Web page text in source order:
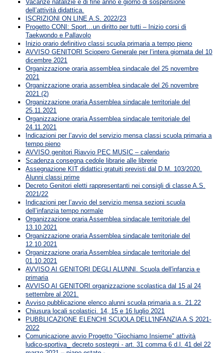
Vacanze natalizie e di fine anno e giorno di sospensione
dell’attività didattica.
ISCRIZIONI ON LINE A.S. 2022/23
Progetto CONI: Sport…un diritto per tutti – Inizio corsi di
Taekwondo e Pallavolo
Inizio orario definitivo classi scuola primaria a tempo pieno
AVVISO GENITORI Sciopero Generale per l’intera giornata del 10
dicembre 2021
Organizzazione oraria assemblea sindacale del 25 novembre
2021
Organizzazione oraria assemblea sindacale del 26 novembre
2021 (2)
Organizzazione oraria Assemblea sindacale territoriale del
25.11.2021
Organizzazione oraria Assemblea sindacale territoriale del
24.11.2021
Indicazioni per l’avvio del servizio mensa classi scuola primaria a
tempo pieno
AVVISO genitori Riavvio PEC MUSIC – calendario
Scadenza consegna cedole librarie alle librerie
Assegnazione KIT didattici gratuiti previsti dal D.M. 103/2020.
Alunni classi prime
Decreto Genitori eletti rappresentanti nei consigli di classe A.S.
2021/22
Indicazioni per l’avvio del servizio mensa sezioni scuola
dell’infanzia tempo normale
Organizzazione oraria Assemblea sindacale territoriale del
13.10.2021
Organizzazione oraria Assemblea sindacale territoriale del
12.10.2021
Organizzazione oraria Assemblea sindacale territoriale del
01.10.2021
AVVISO AI GENITORI DEGLI ALUNNI. Scuola dell'infanzia e
primaria
AVVISO AI GENITORI organizzazione scolastica dal 15 al 24
settembre al 2021.
Avviso pubblicazione elenco alunni scuola primaria a.s. 21.22
Chiusura locali scolastici. 14, 15 e 16 luglio 2021
PUBBLICAZIONE ELENCHI SCUOLA DELL'INFANZIA A.S 2021-
2022
Comunicazione avvio Progetto "Giochiamo Insieme" attività
ludico-sportiva_ decreto sostegni - art. 31 comma 6 d.l. 41 del 22